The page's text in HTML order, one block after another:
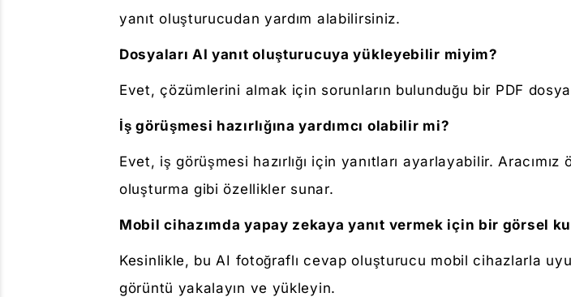
yanıt oluşturucudan yardım alabilirsiniz.
Dosyaları AI yanıt oluşturucuya yükleyebilir miyim?
Evet, çözümlerini almak için sorunların bulunduğu bir PDF
İş görüşmesi hazırlığına yardımcı olabilir mi?
Evet, iş görüşmesi hazırlığı için yanıtları ayarlayabilir.
oluşturma gibi özellikler sunar.
Mobil cihazımda yapay zekaya yanıt vermek için bir görsel
Kesinlikle, bu AI fotoğraflı cevap oluşturucu mobil cihazlarla
görüntü yakalayın ve yükleyin.